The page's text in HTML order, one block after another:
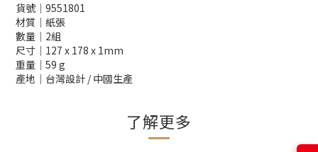
貨號│9551801
材質│紙張
數量│2組
尺寸│127 x 178 x 1mm
重量│59 g
產地│台灣設計 / 中國生產
了解更多